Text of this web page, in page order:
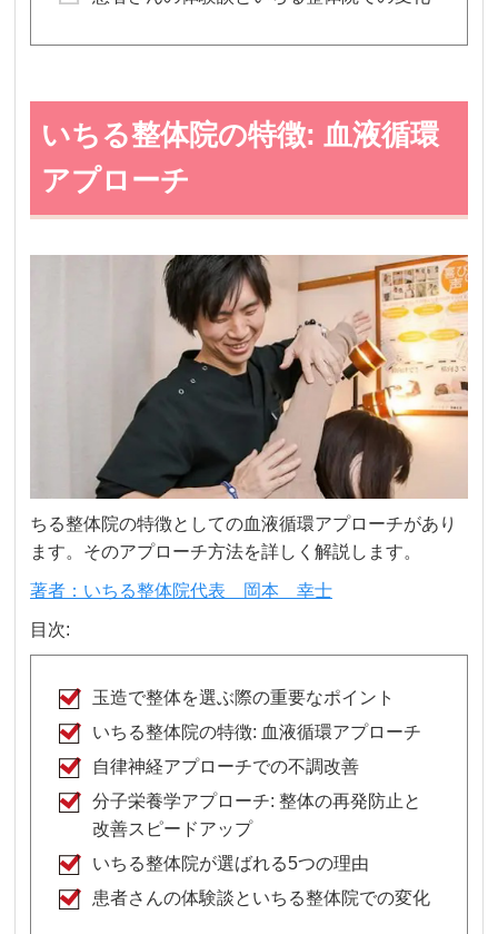
いちる整体院の特徴: 血液循環
アプローチ
ちる整体院の特徴としての血液循環アプローチがあり
ます。そのアプローチ方法を詳しく解説します。
著者：いちる整体院代表 岡本 幸士
目次:
玉造で整体を選ぶ際の重要なポイント
いちる整体院の特徴: 血液循環アプローチ
自律神経アプローチでの不調改善
分子栄養学アプローチ: 整体の再発防止と
改善スピードアップ
いちる整体院が選ばれる5つの理由
患者さんの体験談といちる整体院での変化